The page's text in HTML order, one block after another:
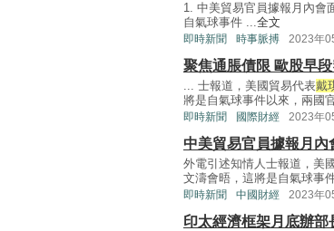
1. 中美貿易官員據報月內會
自氣球事件 ...全文
即時新聞 時事脈搏 2023年
聚焦通脹債限 歐股早
... 士報道，美國貿易代表戴
將是自氣球事件以來，兩國
即時新聞 國際財經 2023年
中美貿易官員據報月內
外電引述知情人士報道，美
文濤會晤，這將是自氣球事
即時新聞 中國財經 2023年
印太經濟框架月底辦部